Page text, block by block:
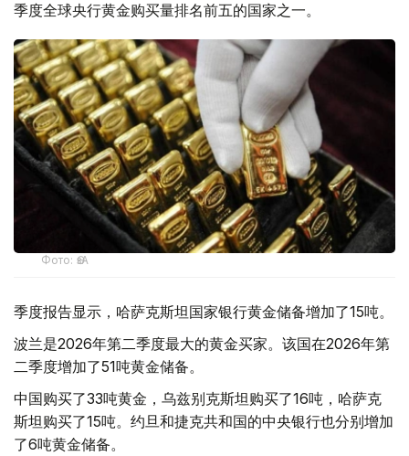
季度全球央行黄金购买量排名前五的国家之一。
Фото: ӨзА
季度报告显示，哈萨克斯坦国家银行黄金储备增加了15吨。
波兰是2026年第二季度最大的黄金买家。该国在2026年第
二季度增加了51吨黄金储备。
中国购买了33吨黄金，乌兹别克斯坦购买了16吨，哈萨克
斯坦购买了15吨。约旦和捷克共和国的中央银行也分别增加
了6吨黄金储备。